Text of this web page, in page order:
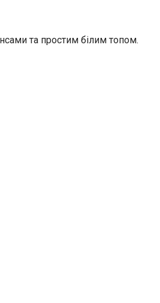
та простим білим топом.